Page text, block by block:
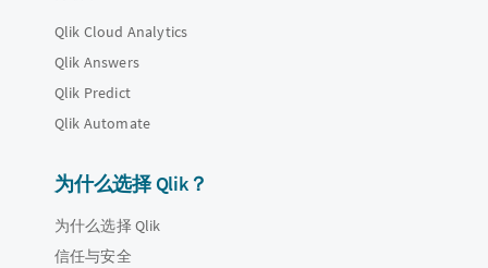
Qlik Cloud Analytics
Qlik Answers
Qlik Predict
Qlik Automate
为什么选择 Qlik？
为什么选择 Qlik
信任与安全